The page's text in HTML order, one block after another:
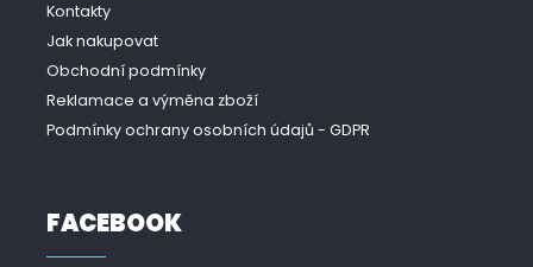
Kontakty
Jak nakupovat
Obchodní podmínky
Reklamace a výměna zboží
Podmínky ochrany osobních údajů - GDPR
FACEBOOK